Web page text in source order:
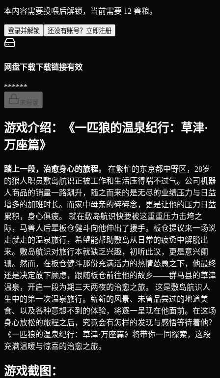
本内容需要投喂后解锁，当前需要 12 兽粮。
登录并解锁 还没有账号？立即注册
网盘下载下载链接有效
******
未解锁
游戏介绍：《一匹狼的温泉纪行：草津·
万座篇》
踏上一段，治愈身心的旅程。
在繁忙的东京都中野区，28岁
的狼人职员敷岛航识正被工作和生活压得喘不过气。公司机器
人商品的销量一路飙升，随之而来的是无尽的业绩压力与日益
增多的加班时长。而家中母亲的碎碎念，更是让他的压力日益
累积，身心俱疲。 就在敷岛航识快要被这重重压力击垮之
际，马兽人后辈板仓健斗向他伸出了援手。板仓提议来一场说
走就走的温泉旅行，希望能帮助敷岛从日常的疲惫中解脱出
来。敷岛航识对旅行本就缺乏兴趣，初听此议，更是意兴阑
珊。然而，在板仓健斗那份充满活力的热情怂恿之下，他最终
还是决定放下顾虑，跟随板仓前往他的故乡——群马县的草津
温泉，开启一段为期三天两夜的治愈之旅。 这是敷岛航识人
生中的第一次温泉旅行。崭新的风景、未曾品尝过的地道美
食、以及各种意想不到的体验，将逐一呈现在他面前。在这场
身心放松的旅程之后，究竟会有怎样的发现与感悟等待着他？
《一匹狼的温泉纪行：草津·万座篇》将带你一同探索，这段
充满温暖与惊喜的治愈之旅。
游戏截图：